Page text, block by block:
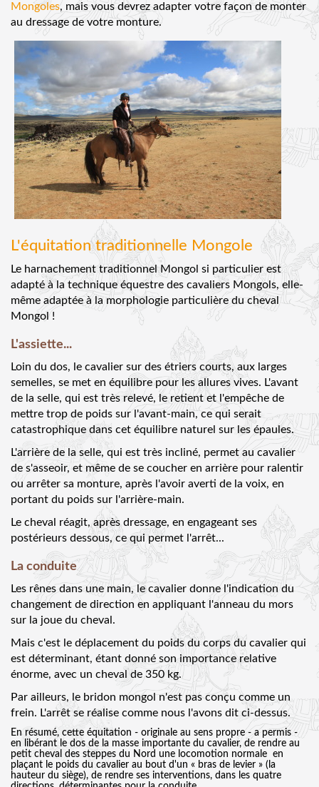
Mongoles, mais vous devrez adapter votre façon de monter
au dressage de votre monture.
L'équitation traditionnelle Mongole
Le harnachement traditionnel Mongol si particulier est
adapté à la technique équestre des cavaliers Mongols, elle-
même adaptée à la morphologie particulière du cheval
Mongol !
L'assiette...
Loin du dos, le cavalier sur des étriers courts, aux larges
semelles, se met en équilibre pour les allures vives. L'avant
de la selle, qui est très relevé, le retient et l'empêche de
mettre trop de poids sur l'avant-main, ce qui serait
catastrophique dans cet équilibre naturel sur les épaules.
L'arrière de la selle, qui est très incliné, permet au cavalier
de s'asseoir, et même de se coucher en arrière pour ralentir
ou arrêter sa monture, après l'avoir averti de la voix, en
portant du poids sur l'arrière-main.
Le cheval réagit, après dressage, en engageant ses
postérieurs dessous, ce qui permet l'arrêt...
La conduite
Les rênes dans une main, le cavalier donne l'indication du
changement de direction en appliquant l'anneau du mors
sur la joue du cheval.
Mais c'est le déplacement du poids du corps du cavalier qui
est déterminant, étant donné son importance relative
énorme, avec un cheval de 350 kg.
Par ailleurs, le bridon mongol n'est pas conçu comme un
frein. L'arrêt se réalise comme nous l'avons dit ci-dessus.
En résumé, cette équitation - originale au sens propre - a permis -
en libérant le dos de la masse importante du cavalier, de rendre au
petit cheval des steppes du Nord une locomotion normale en
plaçant le poids du cavalier au bout d'un « bras de levier » (la
hauteur du siège), de rendre ses interventions, dans les quatre